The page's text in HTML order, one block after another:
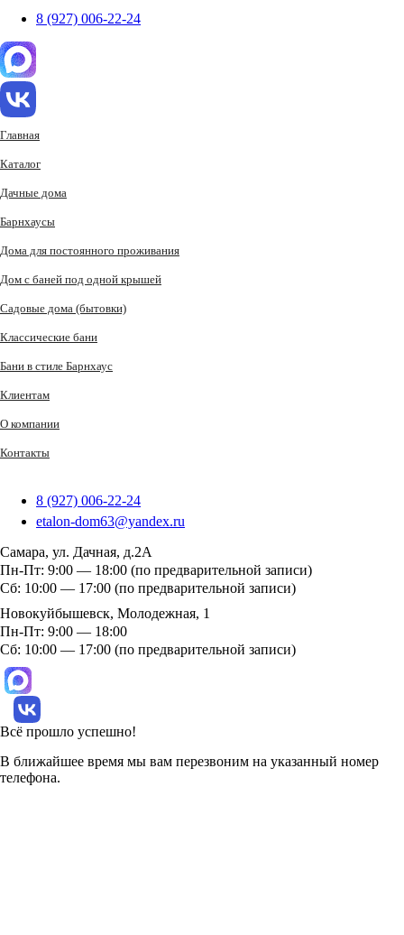
8 (927) 006-22-24
Главная
Каталог
Дачные дома
Барнхаусы
Дома для постоянного проживания
Дом с баней под одной крышей
Садовые дома (бытовки)
Классические бани
Бани в стиле Барнхаус
Клиентам
О компании
Контакты
8 (927) 006-22-24
etalon-dom63@yandex.ru
Самара, ул. Дачная, д.2А
Пн-Пт: 9:00 — 18:00 (по предварительной записи)
Сб: 10:00 — 17:00 (по предварительной записи)
Новокуйбышевск, Молодежная, 1
Пн-Пт: 9:00 — 18:00
Сб: 10:00 — 17:00 (по предварительной записи)
Всё прошло успешно!
В ближайшее время мы вам перезвоним на указанный номер
телефона.